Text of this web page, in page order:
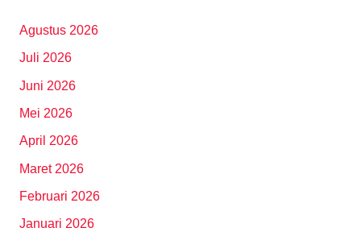
Agustus 2026
Juli 2026
Juni 2026
Mei 2026
April 2026
Maret 2026
Februari 2026
Januari 2026